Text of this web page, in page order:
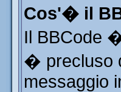
Cos'� il
Il BBCode
� precluso
messaggio